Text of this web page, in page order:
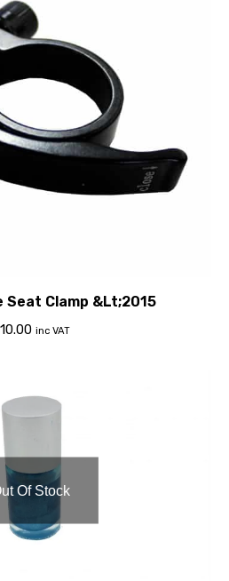
Seat Clamp &Lt;2015
10.00 inc VAT
Of Stock